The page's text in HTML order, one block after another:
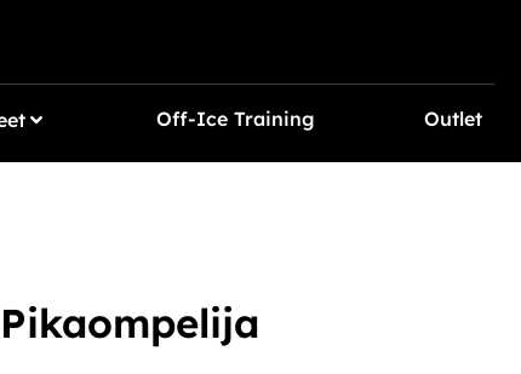
Off-Ice Training Outlet